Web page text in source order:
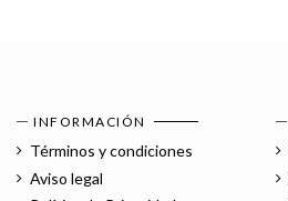
INFORMACIÓN
Términos y condiciones
Aviso legal